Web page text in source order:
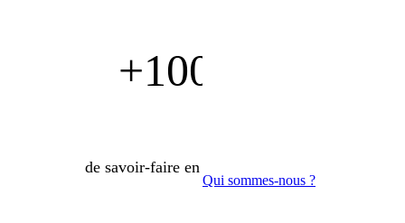
Qui sommes-nous ?
+100 ans
de savoir-faire en nutrition animale